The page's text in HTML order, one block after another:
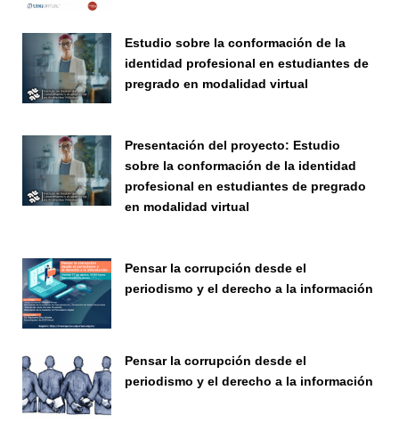
Estudio sobre la conformación de la
identidad profesional en estudiantes de
pregrado en modalidad virtual
Presentación del proyecto: Estudio
sobre la conformación de la identidad
profesional en estudiantes de pregrado
en modalidad virtual
Pensar la corrupción desde el
periodismo y el derecho a la información
Pensar la corrupción desde el
periodismo y el derecho a la información